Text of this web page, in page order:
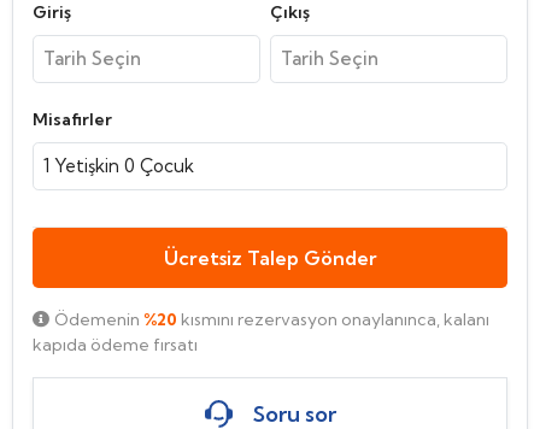
Giriş Çıkış
Misafirler
1 Yetişkin 0 Çocuk
Ücretsiz Talep Gönder
Ödemenin %20 kısmını rezervasyon onaylanınca, kalanı
kapıda ödeme fırsatı
Soru sor